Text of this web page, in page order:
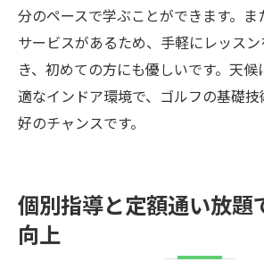
分のペースで学ぶことができます。
サービスがあるため、手軽にレッス
き、初めての方にも優しいです。天
適なインドア環境で、ゴルフの基礎
好のチャンスです。
個別指導と定額通い放題
向上